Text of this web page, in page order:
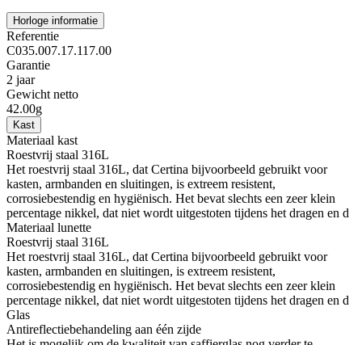
Horloge informatie
Referentie
C035.007.17.117.00
Garantie
2 jaar
Gewicht netto
42.00g
Kast
Materiaal kast
Roestvrij staal 316L
Het roestvrij staal 316L, dat Certina bijvoorbeeld gebruikt voor
kasten, armbanden en sluitingen, is extreem resistent,
corrosiebestendig en hygiënisch. Het bevat slechts een zeer klein
percentage nikkel, dat niet wordt uitgestoten tijdens het dragen en d
Materiaal lunette
Roestvrij staal 316L
Het roestvrij staal 316L, dat Certina bijvoorbeeld gebruikt voor
kasten, armbanden en sluitingen, is extreem resistent,
corrosiebestendig en hygiënisch. Het bevat slechts een zeer klein
percentage nikkel, dat niet wordt uitgestoten tijdens het dragen en d
Glas
Antireflectiebehandeling aan één zijde